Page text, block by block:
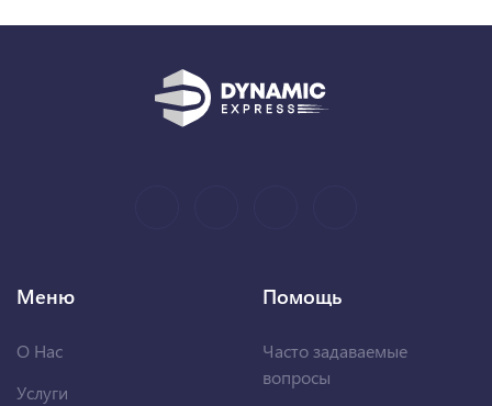
Меню
О Нас
Услуги
Помощь
Часто задаваемые
вопросы